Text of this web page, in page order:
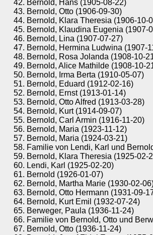
Bernold, Hans (1905-08-22)
Bernold, Otto (1906-09-30)
Bernold, Klara Theresia (1906-10-
Bernold, Klaudina Eugenia (1907-
Bernold, Lina (1907-07-27)
Bernold, Hermina Ludwina (1907-
Bernold, Rosa Jolanda (1908-10-
Bernold, Alice Mathilde (1908-10-
Bernold, Irma Berta (1910-05-07)
Bernold, Eduard (1912-02-16)
Bernold, Ernst (1913-01-14)
Bernold, Otto Alfred (1913-03-28)
Bernold, Kurt (1914-09-07)
Bernold, Carl Armin (1916-11-20)
Bernold, Maria (1923-11-12)
Bernold, Maria (1924-03-21)
Familie von Lendi, Karl und
Bernold, Klara Theresia (1925-02-
Lendi, Karl (1925-02-20)
Bernold (1926-01-07)
Bernold, Martha Marie (1930-02-
Bernold, Otto Hermann (1931-09-
Bernold, Kurt Emil (1932-07-24)
Berweger, Paula (1936-11-24)
Familie von Bernold, Otto und
Bernold, Otto (1936-11-24)